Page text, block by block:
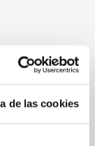
de las cookies